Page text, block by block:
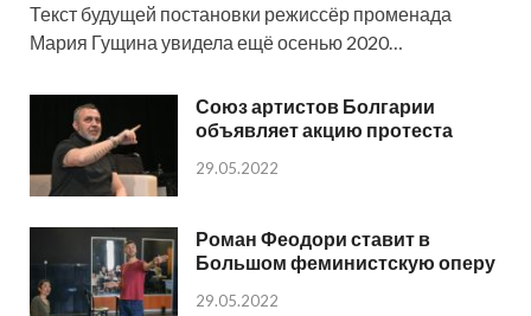
Текст будущей постановки режиссёр променада
Мария Гущина увидела ещё осенью 2020…
Союз артистов Болгарии
объявляет акцию протеста
29.05.2022
Роман Феодори ставит в
Большом феминистскую оперу
29.05.2022